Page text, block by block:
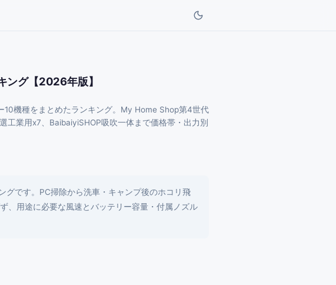
ング【2026年版】
機種をまとめたランキング。My Home Shop第4世代
業用x7、BaibaiyiSHOP吸吹一体まで価格帯・出力別
グです。PC掃除から洗車・キャンプ後のホコリ飛
、用途に必要な風速とバッテリー容量・付属ノズル